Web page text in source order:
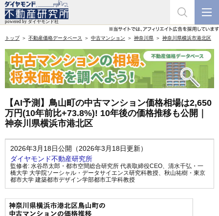
トップ 不動産価格データベース 中古マンション 神奈川県 神奈川県横浜市港北区
【AI予測】鳥山町の中古マンション価格相場は2,650
万円(10年前比+73.8%)! 10年後の価格推移も公開｜
神奈川県横浜市港北区
2026年3月18日公開（2026年3月18日更新）
ダイヤモンド不動産研究所
監修者: 水谷昂太郎・都市空間総合研究所 代表取締役CEO、 清水千弘・一
橋大学 大学院ソーシャル・データサイエンス研究科教授、 秋山祐樹・東京
都市大学 建築都市デザイン学部都市工学科教授